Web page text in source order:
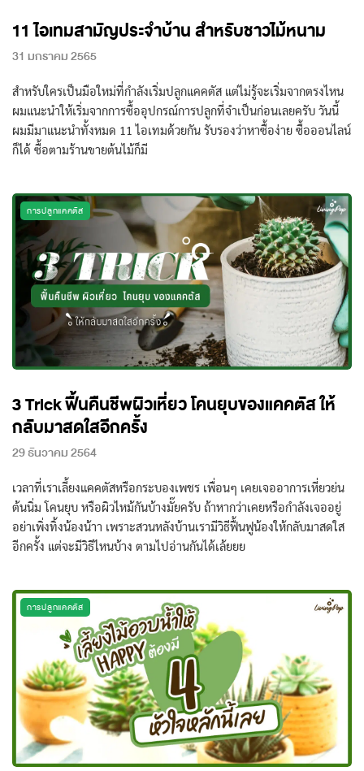
11 ไอเทมสามัญประจำบ้าน สำหรับชาวไม้หนาม
31 มกราคม 2565
สำหรับใครเป็นมือใหม่ที่กำลังเริ่มปลูกแคคตัส แต่ไม่รู้จะเริ่มจากตรงไหน
ผมแนะนำให้เริ่มจากการซื้ออุปกรณ์การปลูกที่จำเป็นก่อนเลยครับ วันนี้
ผมมีมาแนะนำทั้งหมด 11 ไอเทมด้วยกัน รับรองว่าหาซื้อง่าย ซื้อออนไลน์
ก็ได้ ซื้อตามร้านขายต้นไม้ก็มี
การปลูกแคคตัส
3 Trick ฟื้นคืนชีพผิวเหี่ยว โคนยุบของแคคตัส ให้
กลับมาสดใสอีกครั้ง
29 ธันวาคม 2564
เวลาที่เราเลี้ยงแคคตัสหรือกระบองเพชร เพื่อนๆ เคยเจออาการเหี่ยวย่น
ต้นนิ่ม โคนยุบ หรือผิวไหม้กันบ้างมั๊ยครับ ถ้าหากว่าเคยหรือกำลังเจออยู่
อย่าเพิ่งทิ้งน้องน้าา เพราะสวนหลังบ้านเรามีวิธีฟื้นฟูน้องให้กลับมาสดใส
อีกครั้ง แต่จะมีวิธีไหนบ้าง ตามไปอ่านกันได้เล้ยยย
การปลูกแคคตัส